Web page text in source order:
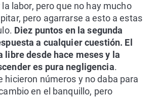
labor, pero que no hay mucho
pero agarrarse a esto a estas
Diez puntos en la segunda
a cualquier cuestión. El
libre desde hace meses y la
es pura negligencia.
hicieron números y no daba para
en el banquillo, pero